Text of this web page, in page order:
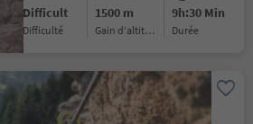
Difficult
Difficulté
1500 m
Gain d'altitude
9h:30 Min
durée
Via ferrata "Stuller
Wasserfall"